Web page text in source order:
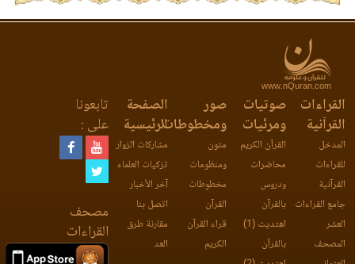
www.nQuran.com
القراءات
القرآنية
المدخل
للقراءات
القرآنية
جامع القراءات
العشر
المصحف
صوتيات
ومرئيات
القرآن الكريم
محاضرات
ودروس
بالقرآن
اهتديت (1)
بالقرآن
صور
ومخطوطات
متون
ومنظومات
مخطوطات
القرآن
قراء القرآن
الكريم
الصفحة
الرئيسية
مشاركات الزوار
تزكيات العلماء
آخر الأخبار
اتصل بنا
مقارنة طرق
العد
تابعونا
على :
مصحف
القراءات